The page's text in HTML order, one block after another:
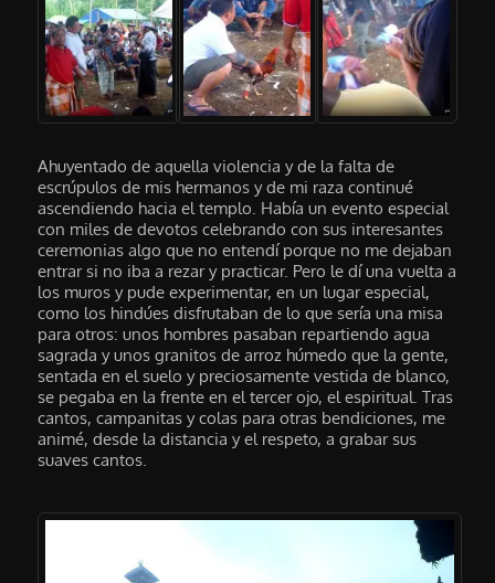
Ahuyentado de aquella violencia y de la falta de
escrúpulos de mis hermanos y de mi raza continué
ascendiendo hacia el templo. Había un evento especial
con miles de devotos celebrando con sus interesantes
ceremonias algo que no entendí porque no me dejaban
entrar si no iba a rezar y practicar. Pero le dí una vuelta a
los muros y pude experimentar, en un lugar especial,
como los hindúes disfrutaban de lo que sería una misa
para otros: unos hombres pasaban repartiendo agua
sagrada y unos granitos de arroz húmedo que la gente,
sentada en el suelo y preciosamente vestida de blanco,
se pegaba en la frente en el tercer ojo, el espiritual. Tras
cantos, campanitas y colas para otras bendiciones, me
animé, desde la distancia y el respeto, a grabar sus
suaves cantos.